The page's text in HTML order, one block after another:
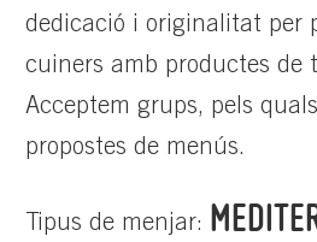
dedicació i originalitat per
cuiners amb productes de
Acceptem grups, pels
propostes de menús.
Tipus de menjar: